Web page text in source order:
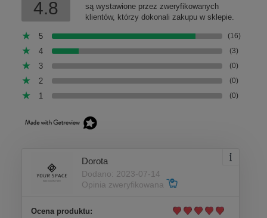
4.8
są wystawione przez zweryfikowanych
klientów, którzy dokonali zakupu w sklepie.
5 (16)
4 (3)
3 (0)
2 (0)
1 (0)
Dorota
Dodano: 2023-07-14
Opinia zweryfikowana
Ocena produktu: